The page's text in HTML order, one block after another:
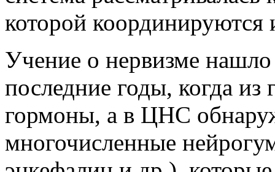
которой
Учение о нервизме
последние годы, когда
гормоны, а в ЦНС
многочисленные